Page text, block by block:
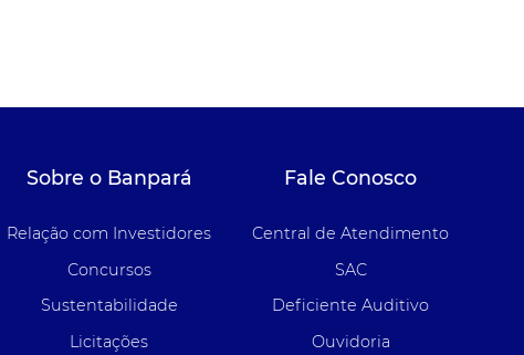
Sobre o Banpará
Relação com Investidores
Concursos
Sustentabilidade
Licitações
Fale Conosco
Central de Atendimento
SAC
Deficiente Auditivo
Ouvidoria